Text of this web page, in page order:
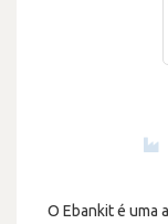
O Ebankit é uma